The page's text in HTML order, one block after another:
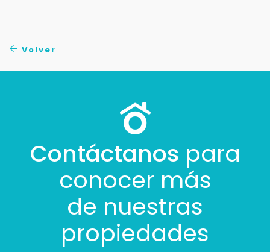
Volver
Contáctanos para
conocer más
de nuestras
propiedades